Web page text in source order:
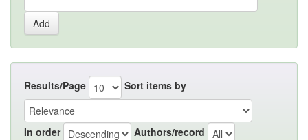
Results/Page Sort items by
In order Authors/record